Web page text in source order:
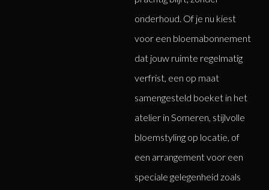
onderhoud. Of je nu kiest
voor een bloemabonnement
dat jouw ruimte regelmatig
verfrist, een op maat
samengesteld boeket in het
atelier in Someren, stijlvolle
bloemstyling op locatie, of
een arrangement voor een
speciale gelegenheid zoals